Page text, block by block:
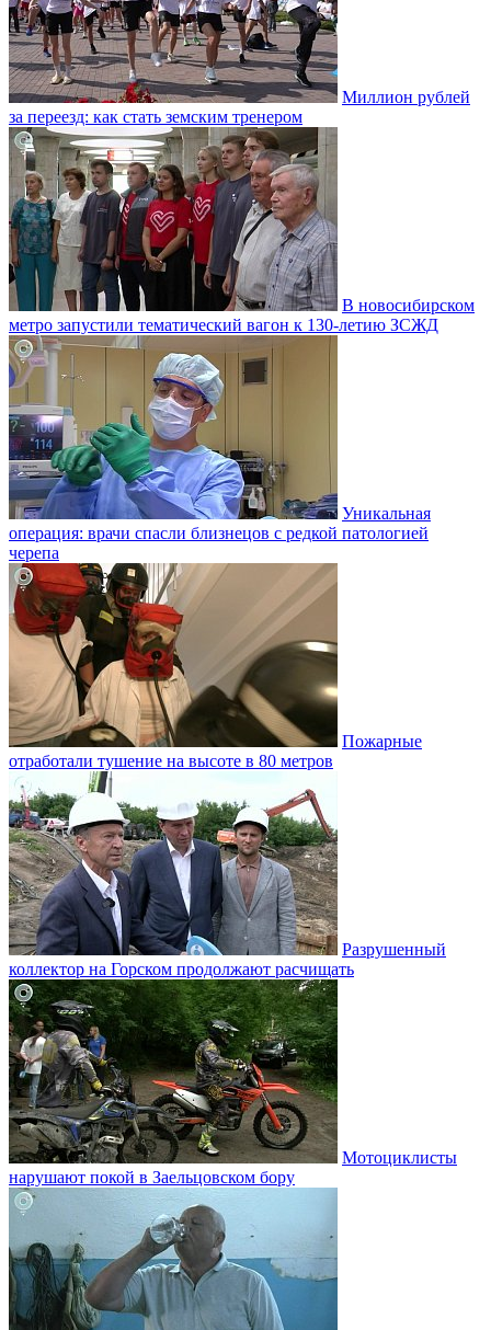
Миллион рублей
за переезд: как стать земским тренером
В новосибирском
метро запустили тематический вагон к 130-летию ЗСЖД
Уникальная
операция: врачи спасли близнецов с редкой патологией
черепа
Пожарные
отработали тушение на высоте в 80 метров
Разрушенный
коллектор на Горском продолжают расчищать
Мотоциклисты
нарушают покой в Заельцовском бору